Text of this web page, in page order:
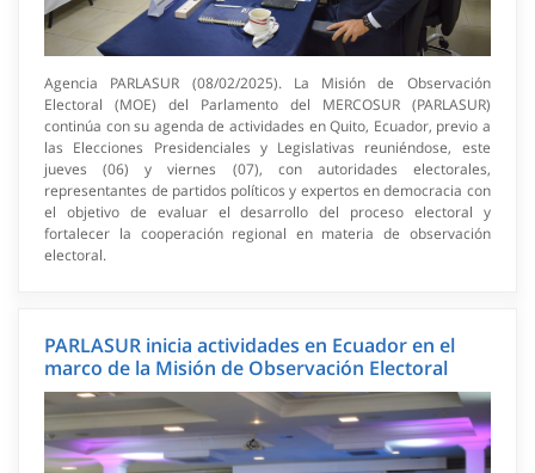
Agencia PARLASUR (08/02/2025). La Misión de Observación
Electoral (MOE) del Parlamento del MERCOSUR (PARLASUR)
continúa con su agenda de actividades en Quito, Ecuador, previo a
las Elecciones Presidenciales y Legislativas reuniéndose, este
jueves (06) y viernes (07), con autoridades electorales,
representantes de partidos políticos y expertos en democracia con
el objetivo de evaluar el desarrollo del proceso electoral y
fortalecer la cooperación regional en materia de observación
electoral.
PARLASUR inicia actividades en Ecuador en el
marco de la Misión de Observación Electoral